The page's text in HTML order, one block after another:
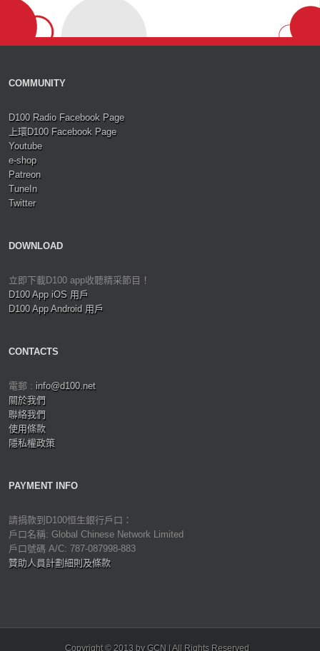
COMMUNITY
D100 Radio Facebook Page
上環D100 Facebook Page
Youtube
e-shop
Patreon
TuneIn
Twitter
DOWNLOAD
立即下載D100 app收聽精采節目！
D100 App iOS 用戶
D100 App Android 用戶
CONTACTS
電郵 : info@d100.net
關於我們
聯絡我們
使用條款
隱私權政策
PAYMENT INFO
請捐款到D100恒生銀行戶口：
戶口名稱: Global Chinese Network Limited
戶口號碼 A/C: 787-087998-883
贊助人員計劃細則及條款
Copyright © 2013 by GCN | All Rights Reserved